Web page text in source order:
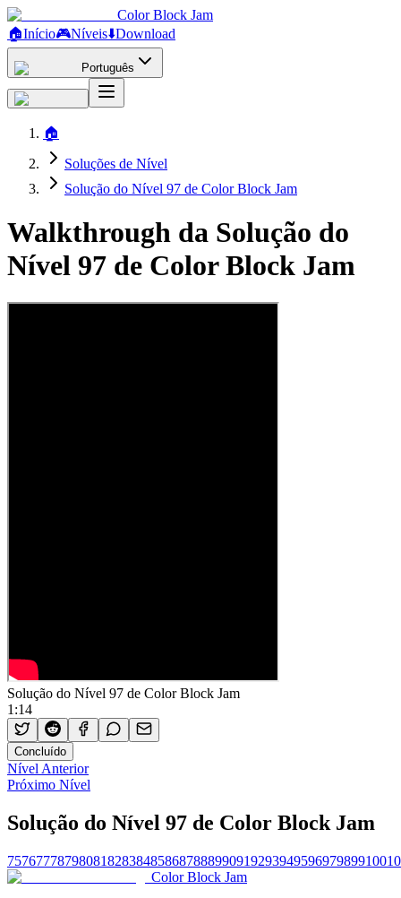
Color Block Jam
🏠Início🎮Níveis⬇️Download
Português
🏠
Soluções de Nível
Solução do Nível 97 de Color Block Jam
Walkthrough da Solução do
Nível 97 de Color Block Jam
Solução do Nível 97 de Color Block Jam
1:14
Concluído
Nível Anterior
Próximo Nível
Solução do Nível 97 de Color Block Jam
75767778798081828384858687888990919293949596979899100
Color Block Jam